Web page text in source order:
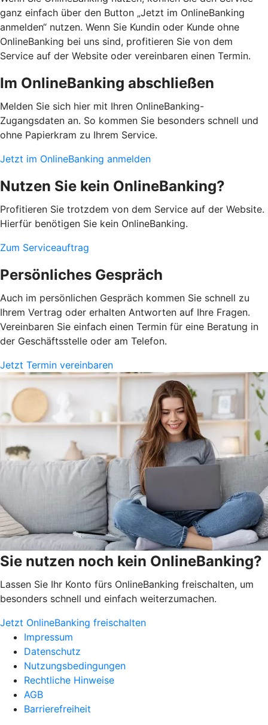
ganz einfach über den Button „Jetzt im OnlineBanking
anmelden“ nutzen. Wenn Sie Kundin oder Kunde ohne
OnlineBanking bei uns sind, profitieren Sie von dem
Service auf der Website oder vereinbaren einen Termin.
Im OnlineBanking abschließen
Melden Sie sich hier mit Ihren OnlineBanking-
Zugangsdaten an. So kommen Sie besonders schnell und
ohne Papierkram zu Ihrem Service.
Jetzt im OnlineBanking anmelden
Nutzen Sie kein OnlineBanking?
Profitieren Sie trotzdem von dem Service auf der Website.
Hierfür benötigen Sie kein OnlineBanking.
Zum Serviceauftrag
Persönliches Gespräch
Auch im persönlichen Gespräch kommen Sie schnell zu
Ihrem Vertrag oder erhalten Antworten auf Ihre Fragen.
Vereinbaren Sie einfach einen Termin für eine Beratung in
der Geschäftsstelle oder am Telefon.
Jetzt Termin vereinbaren
Sie nutzen noch kein OnlineBanking?
Lassen Sie Ihr Konto fürs OnlineBanking freischalten, um
besonders schnell und einfach weiterzumachen.
Jetzt OnlineBanking freischalten
Impressum
Datenschutz
Nutzungsbedingungen
Rechtliche Hinweise
AGB
Barrierefreiheit